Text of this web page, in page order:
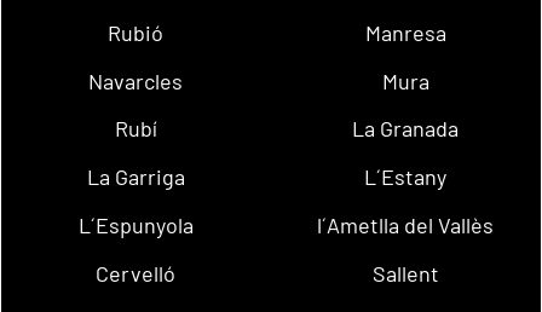
Rubió
Manresa
Navarcles
Mura
Rubí
La Granada
La Garriga
L´Estany
L´Espunyola
l´Ametlla del Vallès
Cervelló
Sallent